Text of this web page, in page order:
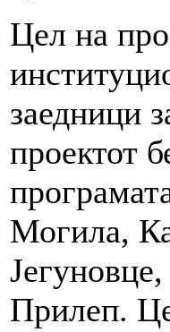
Цел на
заедници
проектот
Могила,
Прилеп.